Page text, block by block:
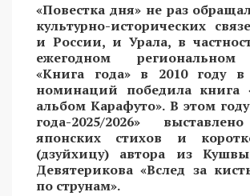
«Повестка дня» не раз
культурно-исторических
и России, и Урала, в
ежегодном региональном
«Книга года» в 2010 году
номинаций победила книга
альбом Карафуто». В этом
года-2025/2026»
японских стихов и
(дзуйхицу) автора из
Девятерикова «Вслед за
по струнам».